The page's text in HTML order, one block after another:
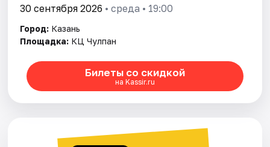
30 сентября 2026 • среда • 19:00
Город: Казань
Площадка: КЦ Чулпан
Билеты со скидкой
на Kassir.ru